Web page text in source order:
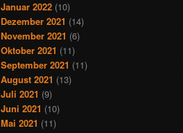
Januar 2022 (10)
Dezember 2021 (14)
November 2021 (6)
Oktober 2021 (11)
September 2021 (11)
August 2021 (13)
Juli 2021 (9)
Juni 2021 (10)
Mai 2021 (11)